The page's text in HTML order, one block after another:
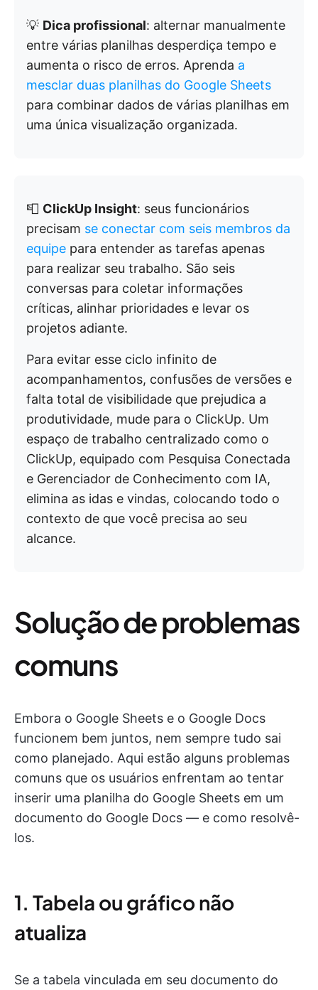
💡 Dica profissional: alternar manualmente
entre várias planilhas desperdiça tempo e
aumenta o risco de erros. Aprenda a
mesclar duas planilhas do Google Sheets
para combinar dados de várias planilhas em
uma única visualização organizada.
📮 ClickUp Insight: seus funcionários
precisam se conectar com seis membros da
equipe para entender as tarefas apenas
para realizar seu trabalho. São seis
conversas para coletar informações
críticas, alinhar prioridades e levar os
projetos adiante.
Para evitar esse ciclo infinito de
acompanhamentos, confusões de versões e
falta total de visibilidade que prejudica a
produtividade, mude para o ClickUp. Um
espaço de trabalho centralizado como o
ClickUp, equipado com Pesquisa Conectada
e Gerenciador de Conhecimento com IA,
elimina as idas e vindas, colocando todo o
contexto de que você precisa ao seu
alcance.
Solução de problemas
comuns
Embora o Google Sheets e o Google Docs
funcionem bem juntos, nem sempre tudo sai
como planejado. Aqui estão alguns problemas
comuns que os usuários enfrentam ao tentar
inserir uma planilha do Google Sheets em um
documento do Google Docs — e como resolvê-
los.
1. Tabela ou gráfico não
atualiza
Se a tabela vinculada em seu documento do